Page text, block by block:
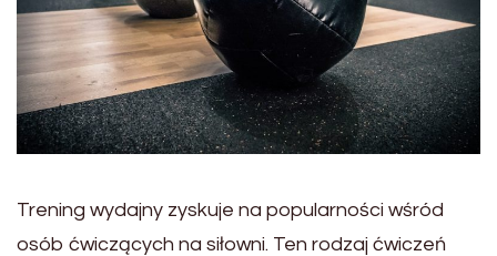
Trening wydajny zyskuje na popularności wśród
osób ćwiczących na siłowni. Ten rodzaj ćwiczeń